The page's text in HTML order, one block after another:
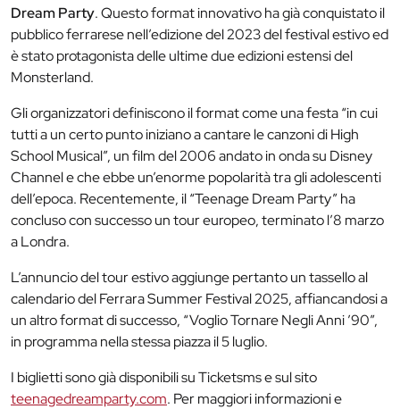
Dream Party. Questo format innovativo ha già conquistato il
pubblico ferrarese nell’edizione del 2023 del festival estivo ed
è stato protagonista delle ultime due edizioni estensi del
Monsterland.
Gli organizzatori definiscono il format come una festa “in cui
tutti a un certo punto iniziano a cantare le canzoni di High
School Musical”, un film del 2006 andato in onda su Disney
Channel e che ebbe un’enorme popolarità tra gli adolescenti
dell’epoca. Recentemente, il “Teenage Dream Party” ha
concluso con successo un tour europeo, terminato l’8 marzo
a Londra.
L’annuncio del tour estivo aggiunge pertanto un tassello al
calendario del Ferrara Summer Festival 2025, affiancandosi a
un altro format di successo, “Voglio Tornare Negli Anni ’90”,
in programma nella stessa piazza il 5 luglio.
I biglietti sono già disponibili su Ticketsms e sul sito
teenagedreamparty.com. Per maggiori informazioni e